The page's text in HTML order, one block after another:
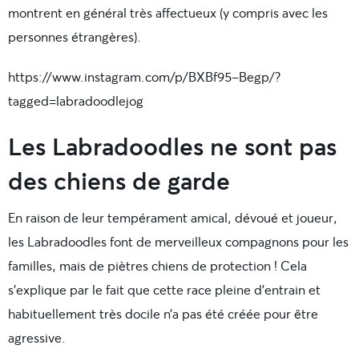
montrent en général très affectueux (y compris avec les
personnes étrangères).
https://www.instagram.com/p/BXBf95-Begp/?
tagged=labradoodlejog
Les Labradoodles ne sont pas
des chiens de garde
En raison de leur tempérament amical, dévoué et joueur,
les Labradoodles font de merveilleux compagnons pour les
familles, mais de piètres chiens de protection ! Cela
s’explique par le fait que cette race pleine d’entrain et
habituellement très docile n’a pas été créée pour être
agressive.